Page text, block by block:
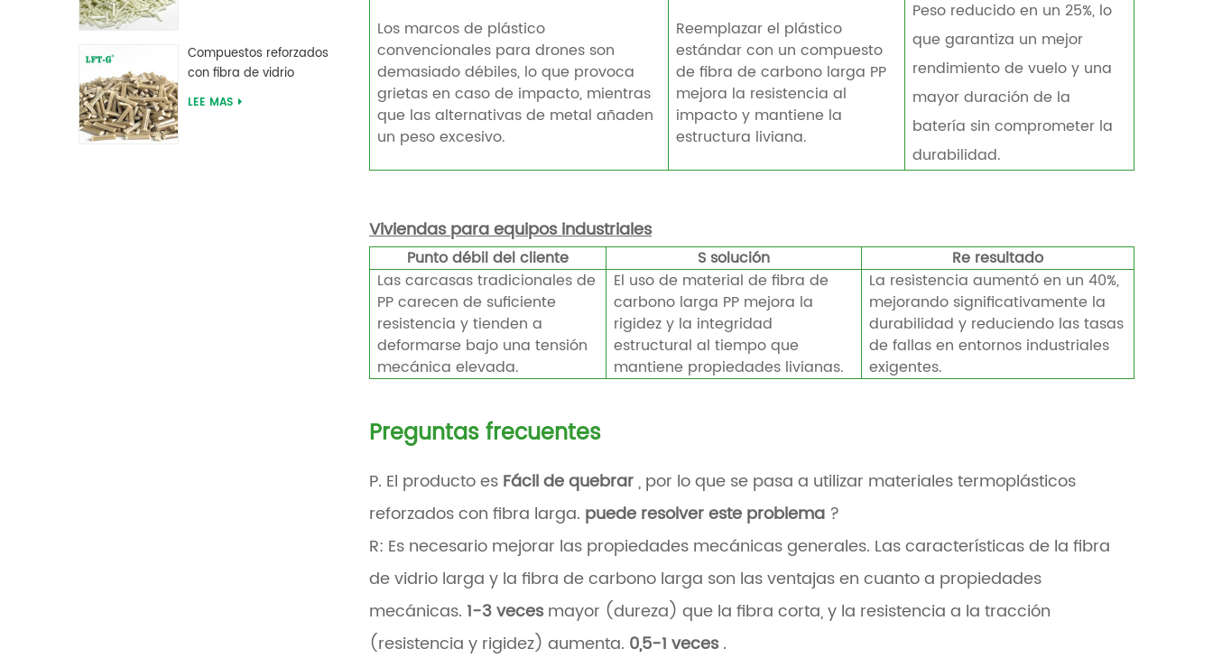
Compuestos reforzados
con fibra de vidrio
larga de sulfuro de
LEE MAS
Los marcos de plástico
convencionales para drones son
demasiado débiles, lo que provoca
grietas en caso de impacto, mientras
que las alternativas de metal añaden
un peso excesivo.
Reemplazar el plástico
estándar con un compuesto
de fibra de carbono larga PP
mejora la resistencia al
impacto y mantiene la
estructura liviana.
Peso reducido en un 25%, lo
que garantiza un mejor
rendimiento de vuelo y una
mayor duración de la
batería sin comprometer la
durabilidad.
Viviendas para equipos industriales
Punto débil del cliente S solución Re resultado
Las carcasas tradicionales de
PP carecen de suficiente
resistencia y tienden a
deformarse bajo una tensión
mecánica elevada.
El uso de material de fibra de
carbono larga PP mejora la
rigidez y la integridad
estructural al tiempo que
mantiene propiedades livianas.
La resistencia aumentó en un 40%,
mejorando significativamente la
durabilidad y reduciendo las tasas
de fallas en entornos industriales
exigentes.
Preguntas frecuentes
P. El producto es Fácil de quebrar, por lo que se pasa a utilizar materiales termoplásticos
reforzados con fibra larga. puede resolver este problema ?
R: Es necesario mejorar las propiedades mecánicas generales. Las características de la fibra
de vidrio larga y la fibra de carbono larga son las ventajas en cuanto a propiedades
mecánicas. 1-3 veces mayor (dureza) que la fibra corta, y la resistencia a la tracción
(resistencia y rigidez) aumenta. 0,5-1 veces .